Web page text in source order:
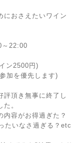
におさえたいワイン
22:00
円)
を優先します)
評頂き無事に終了し
。
内容がお得過ぎた？
たいなさ過ぎる？etc